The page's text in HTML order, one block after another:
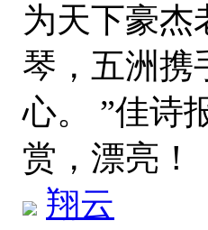
为天下豪杰
琴，五洲携
心。 ”佳诗
赏，漂亮！
翔云